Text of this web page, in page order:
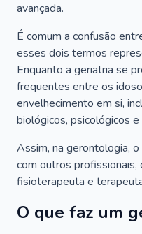
avançada.
É comum a confusão
esses dois termos
Enquanto a geriatria se
frequentes entre os
envelhecimento em si,
biológicos, psicológicos e
Assim, na gerontologia,
com outros profissionais,
fisioterapeuta e
O que faz um